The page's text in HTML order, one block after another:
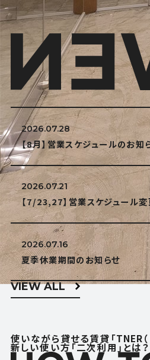
2026.07.28
【8月】営業スケジュールのお知
2026.07.21
【7/23,27】営業スケジュール
2026.07.16
夏季休業期間のお知らせ
VIEW ALL
使いながら貸せる賃貸「TNER（
新しい使い方「二次利用」とは？